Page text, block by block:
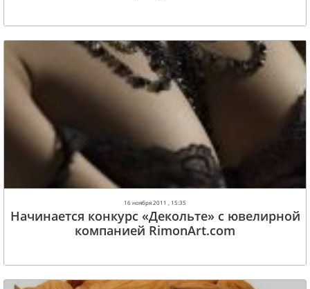
16 ноября 2011 , 15:35
Начинается конкурс «Декольте» с ювелирной
компанией RimonArt.com